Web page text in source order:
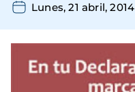
Lunes, 21 abril, 2014